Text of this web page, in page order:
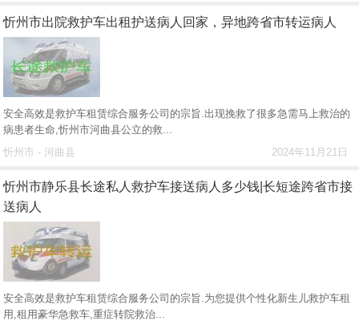
忻州市出院救护车出租护送病人回家，异地跨省市转运病人
安全高效是救护车租赁综合服务公司的宗旨.出现挽救了很多急需马上救治的
病患者生命,忻州市河曲县公立的救...
2024年11月21日
忻州市 - 河曲县
忻州市静乐县长途私人救护车接送病人多少钱|长短途跨省市接
送病人
安全高效是救护车租赁综合服务公司的宗旨.为您提供个性化新生儿救护车租
用,租用豪华急救车,重症转院救治...